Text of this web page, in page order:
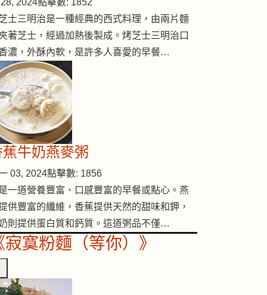
2024點擊數: 1852
士三明治是一種經典的西式料理，由兩片麵
著芝士，經過加熱後製成。烤芝士三明治口
濃，外酥內軟，是許多人喜愛的早餐…
牛奶燕麥粥
03, 2024點擊數: 1856
一道營養豐富、口感豐富的早餐或點心。燕
供豐富的纖維，香蕉提供天然的甜味和鉀，
則提供蛋白質和鈣質。這道粥品不僅…
寂寞粉麵（等你）》